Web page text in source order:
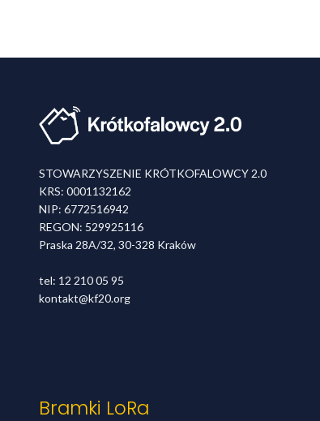
STOWARZYSZENIE KRÓTKOFALOWCY 2.0
KRS: 0001132162
NIP: 6772516942
REGON: 529925116
Praska 28A/32, 30-328 Kraków
tel: 12 210 05 95
kontakt@kf20.org
Bramki LoRa